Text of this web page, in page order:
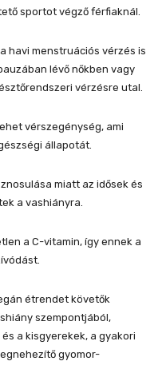
sportot végző férfiaknál.
havi menstruációs vérzés is
lévő nőkben vagy
vérzésre utal.
vérszegénység, ami
állapotát.
miatt az idősek és
a vashiányra.
a C-vitamin, így ennek a
étrendet követők
szempontjából,
a kisgyerekek, a gyakori
gyomor-